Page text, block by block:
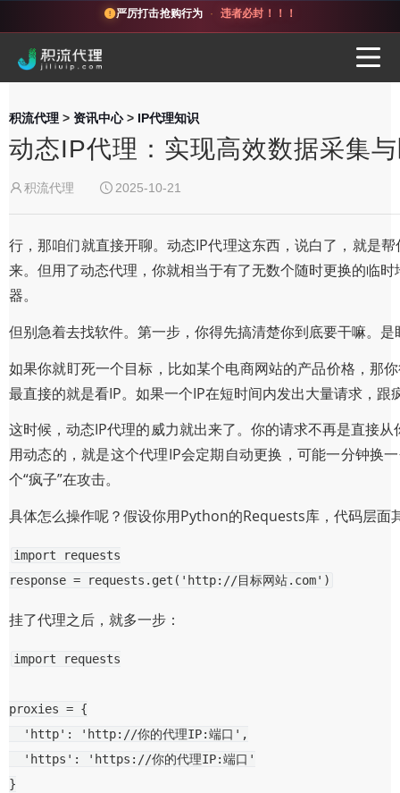
严厉打击抢购行为 · 违者必封！！！
积流代理 > 资讯中心> IP代理知识
动态IP代理：实现高效数据采集
积流代理 2025-10-21
行，那咱们就直接开聊。动态IP代理这东西，说白了，就是
来。但用了动态代理，你就相当于有了无数个随时更换的临
器。
但别急着去找软件。第一步，你得先搞清楚你到底要干嘛。
如果你就盯死一个目标，比如某个电商网站的产品价格，那
最直接的就是看IP。如果一个IP在短时间内发出大量请求，
这时候，动态IP代理的威力就出来了。你的请求不再是直接
用动态的，就是这个代理IP会定期自动更换，可能一分钟换
个“疯子”在攻击。
具体怎么操作呢？假设你用Python的Requests库，代码层面
import
requests
response = requests . get ( 'http://目标网站.com' )
挂了代理之后，就多一步：
import requests
proxies = {
'http' : 'http://你的代理IP:端口' ,
'https' :
'https://你的代理IP:端口'
}